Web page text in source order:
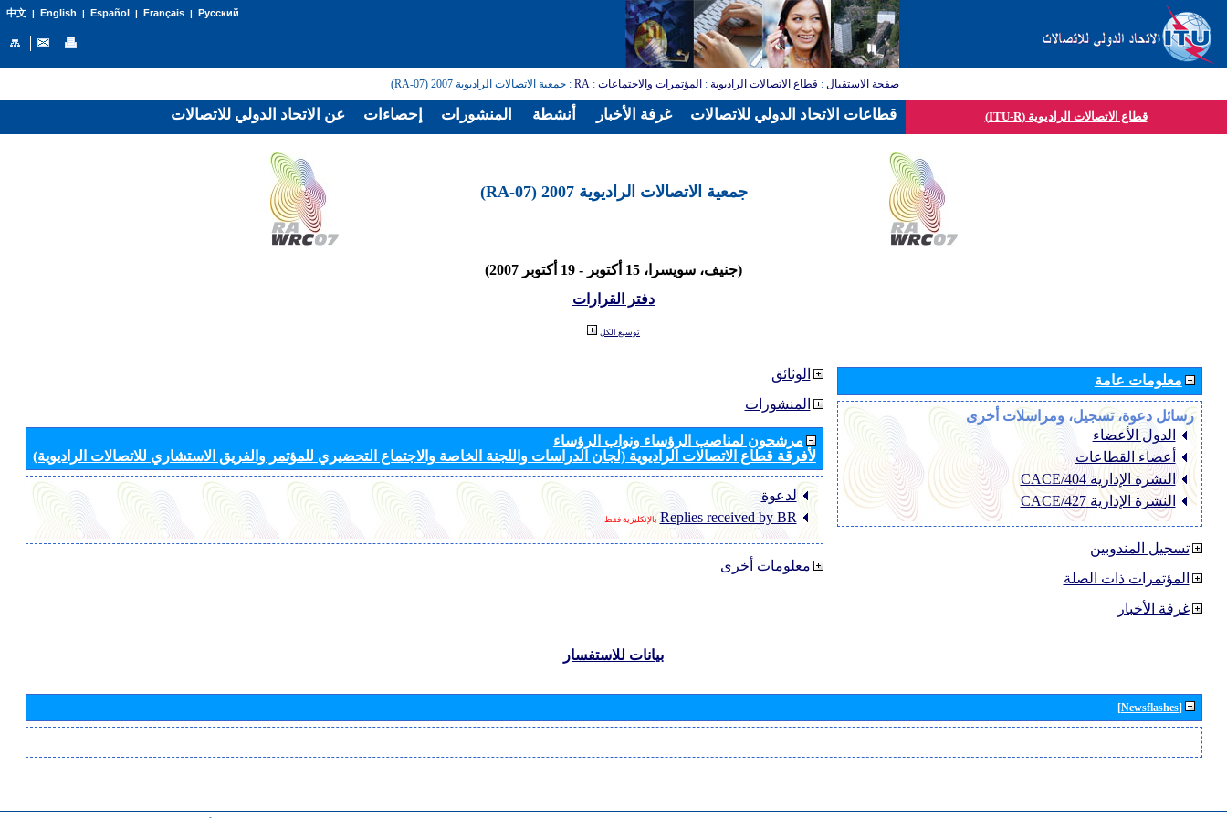
中文| English | Español | Français| Русский
صفحة الاستقبال: قطاع الاتصالات الراديوية: المؤتمرات والاجتماعات:
RA: جمعية الاتصالات الراديوية 2007 (RA-07)
قطاع الاتصالات الراديوية (ITU-R)
جمعية الاتصالات الراديوية 2007 (RA-07)
(جنيف، سويسرا، 15 أكتوبر - 19 أكتوبر 2007)
دفتر القرارات
توسيع الكل
الوثائق
المنشورات
مرشحون لمناصب الرؤساء ونواب الرؤساء
لأفرقة قطاع الاتصالات الراديوية (لجان الدراسات واللجنة الخاصة والاجتماع التحضيري للمؤتمر والفريق الاستشاري للاتصالات الراديوية)
لدعوة
Replies received by BR بالإنكليزية فقط
معلومات أخرى
معلومات عامة
رسائل دعوة، تسجيل، ومراسلات أخرى
الدول الأعضاء
أعضاء القطاعات
النشرة الإدارية CACE/404
النشرة الإدارية CACE/427
تسجيل المندوبين
المؤتمرات ذات الصلة
غرفة الأخبار
بيانات للاستفسار
[Newsflashes]
عن الاتحاد الدولي للاتصالات إحصاءات المنشورات أنشطة غرفة الأخبار قطاعات الاتحاد الدولي للاتصالات